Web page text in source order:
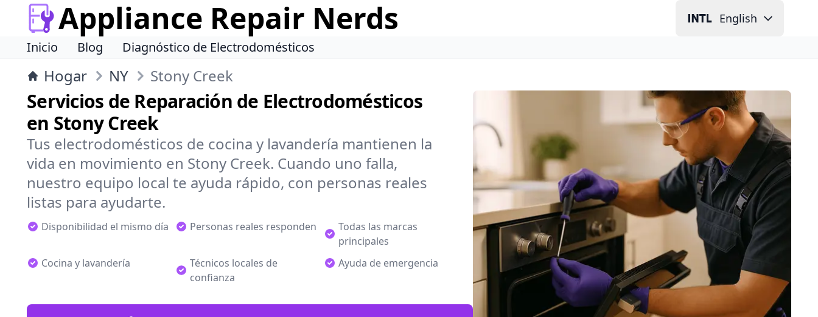
Appliance Repair Nerds English
Inicio Blog Diagnóstico de Electrodomésticos
Hogar NY Stony Creek
Servicios de Reparación de Electrodomésticos
en Stony Creek
Tus electrodomésticos de cocina y lavandería mantienen la
vida en movimiento en Stony Creek. Cuando uno falla,
nuestro equipo local te ayuda rápido, con personas reales
listas para ayudarte.
Disponibilidad el mismo día Personas reales responden
Todas las marcas
principales
Cocina y lavandería
Técnicos locales de
confianza
Ayuda de emergencia